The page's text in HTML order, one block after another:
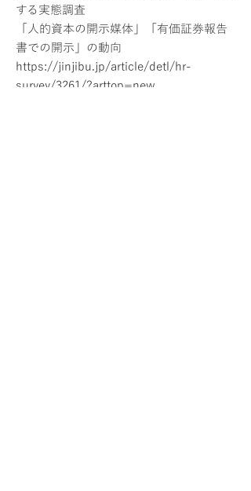
する実態調査
「人的資本の開示媒体」「有価証券報告
書での開示」の動向
https://jinjibu.jp/article/detl/hr-
survey/3261/?arttop=new